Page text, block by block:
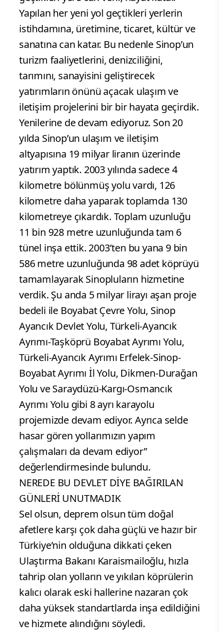
Yapılan her yeni yol geçtikleri yerlerin
istihdamına, üretimine, ticaret, kültür ve
sanatına can katar. Bu nedenle Sinop’un
turizm faaliyetlerini, denizciliğini,
tarımını, sanayisini geliştirecek
yatırımların önünü açacak ulaşım ve
iletişim projelerini bir bir hayata geçirdik.
Yenilerine de devam ediyoruz. Son 20
yılda Sinop’un ulaşım ve iletişim
altyapısına 19 milyar liranın üzerinde
yatırım yaptık. 2003 yılında sadece 4
kilometre bölünmüş yolu vardı, 126
kilometre daha yaparak toplamda 130
kilometreye çıkardık. Toplam uzunluğu
11 bin 928 metre uzunluğunda tam 6
tünel inşa ettik. 2003’ten bu yana 9 bin
586 metre uzunluğunda 98 adet köprüyü
tamamlayarak Sinopluların hizmetine
verdik. Şu anda 5 milyar lirayı aşan proje
bedeli ile Boyabat Çevre Yolu, Sinop
Ayancık Devlet Yolu, Türkeli-Ayancık
Ayrımı-Taşköprü Boyabat Ayrımı Yolu,
Türkeli-Ayancık Ayrımı Erfelek-Sinop-
Boyabat Ayrımı İl Yolu, Dikmen-Durağan
Yolu ve Saraydüzü-Kargı-Osmancık
Ayrımı Yolu gibi 8 ayrı karayolu
projemizde devam ediyor. Ayrıca selde
hasar gören yollarımızın yapım
çalışmaları da devam ediyor”
değerlendirmesinde bulundu.
NEREDE BU DEVLET DİYE BAĞIRILAN
GÜNLERİ UNUTMADIK
Sel olsun, deprem olsun tüm doğal
afetlere karşı çok daha güçlü ve hazır bir
Türkiye’nin olduğuna dikkati çeken
Ulaştırma Bakanı Karaismailoğlu, hızla
tahrip olan yolların ve yıkılan köprülerin
kalıcı olarak eski hallerine nazaran çok
daha yüksek standartlarda inşa edildiğini
ve hizmete alındığını söyledi.